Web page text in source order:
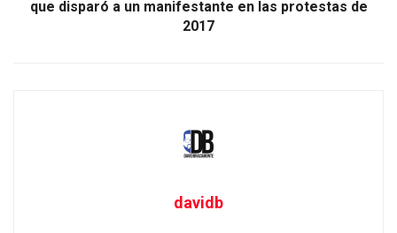
que disparó a un manifestante en las protestas de
2017
davidb